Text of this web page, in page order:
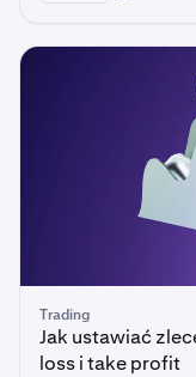
Trading
Jak ustawiać
loss i take profit